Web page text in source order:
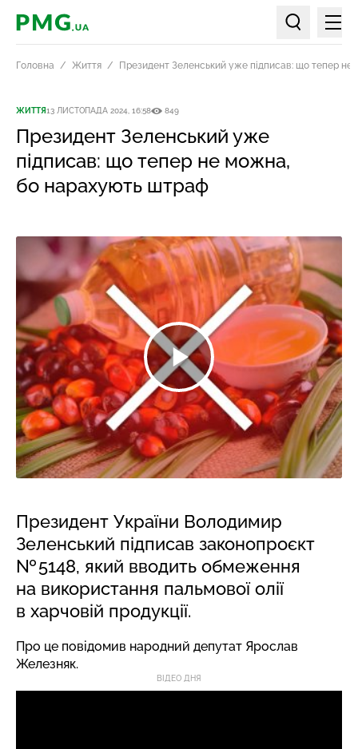
PMG.ua
Пошук по
Головна Життя Президент Зеленський уже підписав: що тепер
ЖИТТЯ13 ЛИСТОПАДА 2024, 16:58 849
Президент Зеленський уже
підписав: що тепер не можна,
бо нарахують штраф
Президент України Володимир
Зеленський підписав законопроєкт
№ 5148, який вводить обмеження
на використання пальмової олії
в харчовій продукції.
Про це повідомив народний депутат Ярослав
Железняк.
ВІДЕО ДНЯ